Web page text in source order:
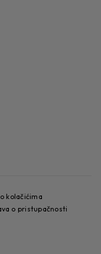
kolačićima
o pristupačnosti